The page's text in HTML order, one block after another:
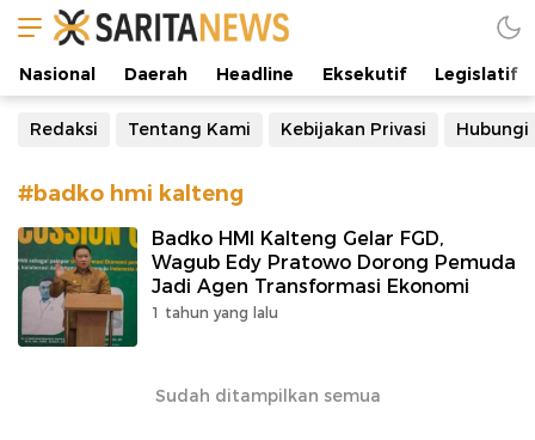
Manifestasi Arus Kebenaran
Nasional Daerah Headline Eksekutif Legislatif
Redaksi Tentang Kami Kebijakan Privasi Hubungi
#badko hmi kalteng
Badko HMI Kalteng Gelar FGD,
Wagub Edy Pratowo Dorong Pemuda
Jadi Agen Transformasi Ekonomi
1 tahun yang lalu
Sudah ditampilkan semua